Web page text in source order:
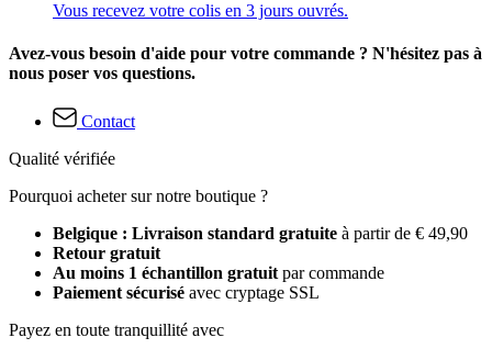
Vous recevez votre colis en 3 jours ouvrés.
Avez-vous besoin d'aide pour votre commande ? N'hésitez pas à
nous poser vos questions.
Contact
Qualité vérifiée
Pourquoi acheter sur notre boutique ?
Belgique : Livraison standard gratuite à partir de € 49,90
Retour gratuit
Au moins 1 échantillon gratuit par commande
Paiement sécurisé avec cryptage SSL
Payez en toute tranquillité avec